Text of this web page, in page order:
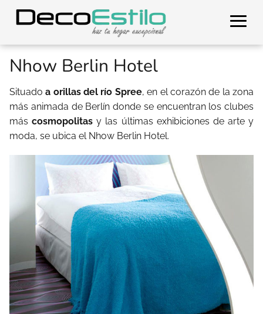
Nhow Berlin Hotel
Situadoa orillas del río Spree, en el corazón de la zona
más animada de Berlín donde se encuentran los clubes
máscosmopolitasy las últimas exhibiciones de arte y
moda, se ubica el Nhow Berlin Hotel.